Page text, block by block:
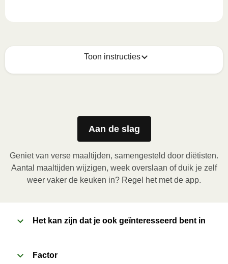
Toon instructies
Zo geniet je er op z'n best van
Magnetron (800W):
Verwijder de kartonnen sleeve en prik enkele gaatjes
in de folie. Plaats het bakje in de magnetron en
verwarm de maaltijd gedurende 3,5 minuten. Laat de
maaltijd daarna nog 1 minuut rusten voor het
verwijderen van de folie. Pas bij het openen op voor
sleeve en prik enkele gaatjes in de folie. Plaats het
Aan de slag
Geniet van verse maaltijden, samengesteld door diëtisten.
Aantal maaltijden wijzigen, week overslaan of duik je zelf
weer vaker de keuken in? Regel het met de app.
Het kan zijn dat je ook geïnteresseerd bent in
Factor